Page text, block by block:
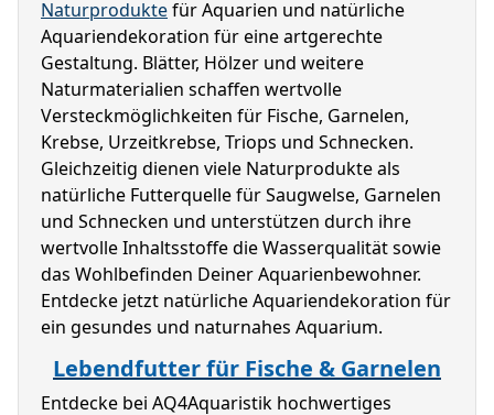
Naturprodukte für Aquarien und natürliche
Aquariendekoration für eine artgerechte
Gestaltung. Blätter, Hölzer und weitere
Naturmaterialien schaffen wertvolle
Versteckmöglichkeiten für Fische, Garnelen,
Krebse, Urzeitkrebse, Triops und Schnecken.
Gleichzeitig dienen viele Naturprodukte als
natürliche Futterquelle für Saugwelse, Garnelen
und Schnecken und unterstützen durch ihre
wertvolle Inhaltsstoffe die Wasserqualität sowie
das Wohlbefinden Deiner Aquarienbewohner.
Entdecke jetzt natürliche Aquariendekoration für
ein gesundes und naturnahes Aquarium.
Lebendfutter für Fische & Garnelen